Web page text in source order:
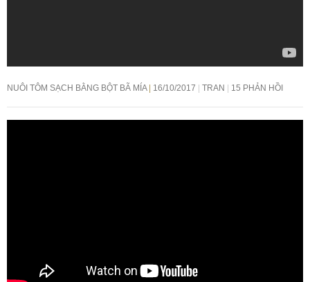
NUÔI TÔM SẠCH BẰNG BỘT BÃ MÍA 16/10/2017 TRAN 15 PHẢN HỒI